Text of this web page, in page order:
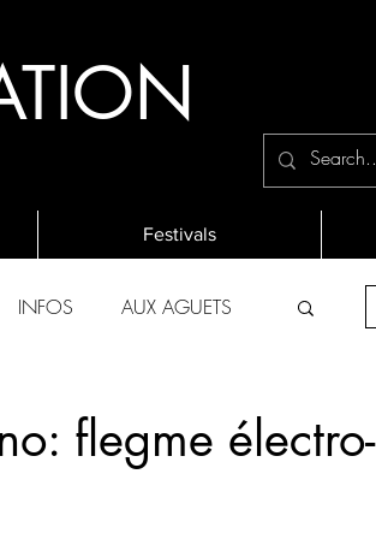
Festivals
INFOS AUX AGUETS
flegme électro-